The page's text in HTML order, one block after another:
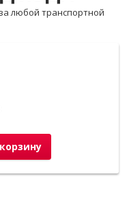
любой транспортной